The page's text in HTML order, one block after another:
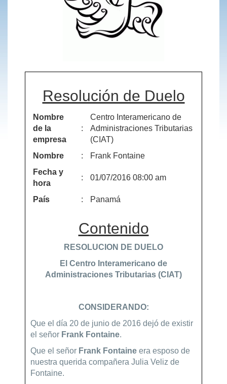
Resolución de Duelo
Nombre
de la
empresa
:
Centro Interamericano de
Administraciones Tributarias
(CIAT)
Nombre
:
Frank Fontaine
Fecha y
hora
: 01/07/2016 08:00 am
País : Panamá
Contenido
RESOLUCION DE DUELO
El Centro Interamericano de
Administraciones Tributarias (CIAT)
CONSIDERANDO:
Que el día 20 de junio de 2016 dejó de existir
el señor Frank Fontaine.
Que el señor Frank Fontaine era esposo de
nuestra querida compañera Julia Veliz de
Fontaine.